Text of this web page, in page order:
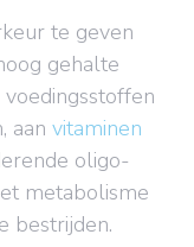
te geven
gehalte
voedingsstoffen
aan vitaminen
oligo-
metabolisme
bestrijden.